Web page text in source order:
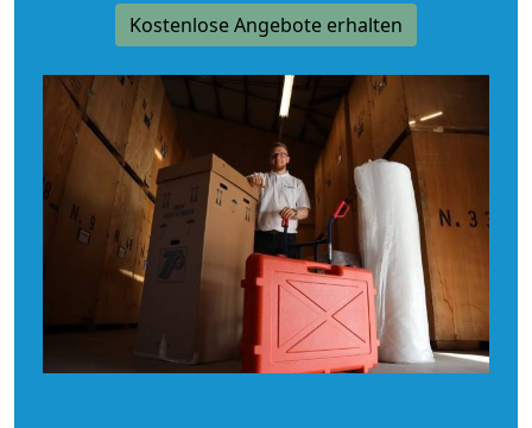
Kostenlose Angebote erhalten